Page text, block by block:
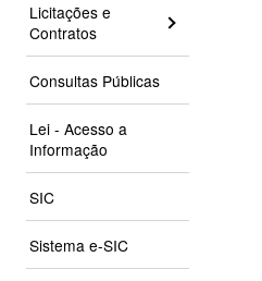
Licitações e
Contratos
Consultas Públicas
Lei - Acesso a
Informação
SIC
Sistema e-SIC